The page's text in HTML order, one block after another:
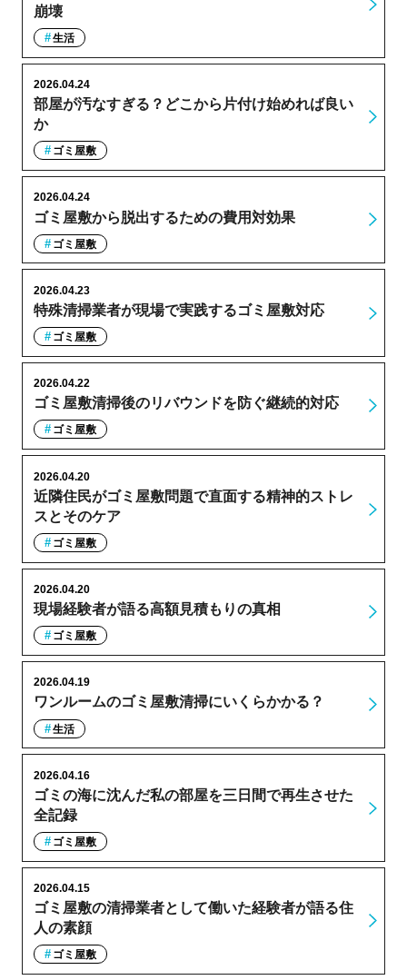
崩壊
生活
部屋が汚なすぎる？どこから片付け始めれば良い
か
2026.04.24
ゴミ屋敷
ゴミ屋敷から脱出するための費用対効果
2026.04.24
ゴミ屋敷
特殊清掃業者が現場で実践するゴミ屋敷対応
2026.04.23
ゴミ屋敷
ゴミ屋敷清掃後のリバウンドを防ぐ継続的対応
2026.04.22
ゴミ屋敷
近隣住民がゴミ屋敷問題で直面する精神的ストレ
スとそのケア
2026.04.20
ゴミ屋敷
現場経験者が語る高額見積もりの真相
2026.04.20
ゴミ屋敷
ワンルームのゴミ屋敷清掃にいくらかかる？
2026.04.19
生活
ゴミの海に沈んだ私の部屋を三日間で再生させた
全記録
2026.04.16
ゴミ屋敷
ゴミ屋敷の清掃業者として働いた経験者が語る住
人の素顔
2026.04.15
ゴミ屋敷